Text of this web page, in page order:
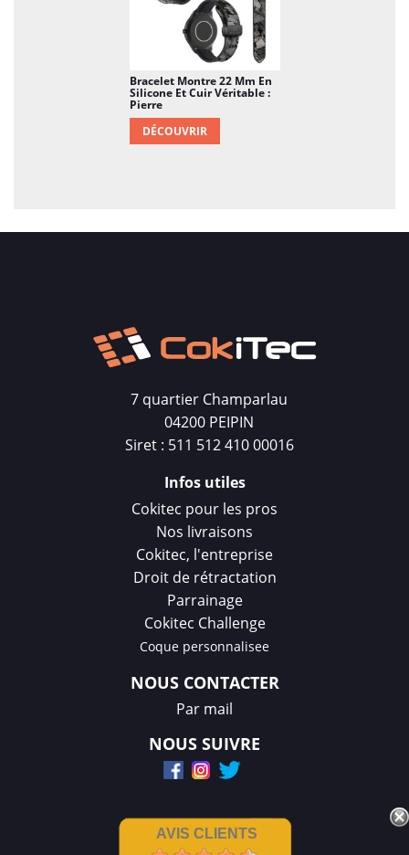
Bracelet Montre 22 Mm En
Silicone Et Cuir Véritable :
Pierre
DÉCOUVRIR
7 quartier Champarlau
04200 PEIPIN
Siret : 511 512 410 00016
Infos utiles
Cokitec pour les pros
Nos livraisons
Cokitec, l'entreprise
Droit de rétractation
Parrainage
Cokitec Challenge
Coque personnalisee
NOUS CONTACTER
Par mail
NOUS SUIVRE
AVIS CLIENTS